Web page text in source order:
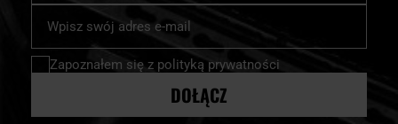
nasz
newsletter:
Zapoznałem się z polityką prywatności
DOŁĄCZ